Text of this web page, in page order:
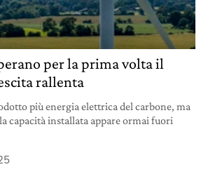
per la prima volta il
rallenta
più energia elettrica del carbone, ma
capacità installata appare ormai fuori